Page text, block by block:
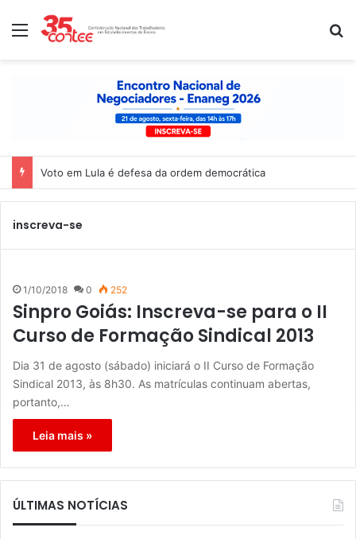
Menu
Voto em Lula é defesa da ordem democrática
inscreva-se
1/10/2018 0 252
Sinpro Goiás: Inscreva-se para o II
Curso de Formação Sindical 2013
Dia 31 de agosto (sábado) iniciará o II Curso de Formação
Sindical 2013, às 8h30. As matrículas continuam abertas,
portanto,…
Leia mais »
ÚLTIMAS NOTÍCIAS